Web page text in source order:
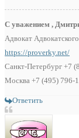
С уважением ,
Адвокат
https://proverky.net/
Санкт-Петербург +7
Москва +7 (495) 796-
Ответить